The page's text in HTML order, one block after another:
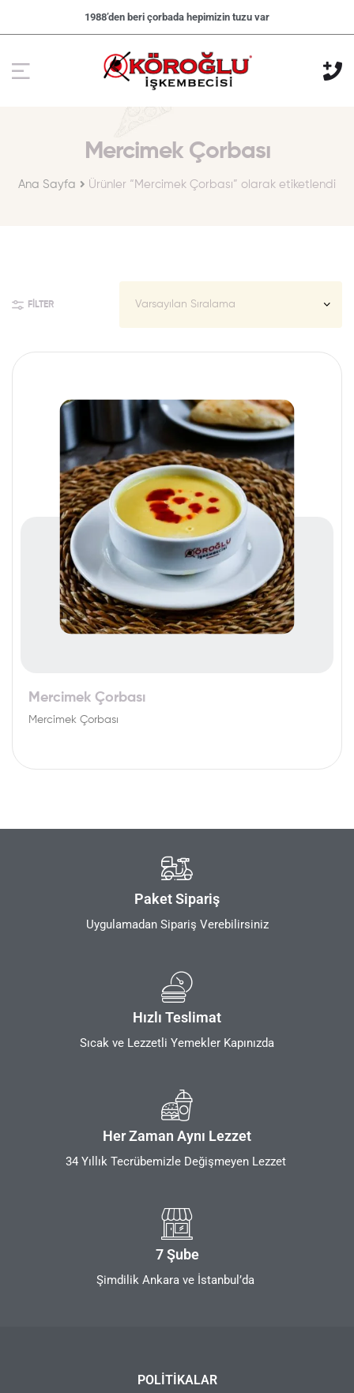
1988’den beri çorbada hepimizin tuzu var
Mercimek Çorbası
Ana Sayfa Ürünler “Mercimek Çorbası” olarak etiketlendi
FILTER
Mercimek Çorbası
Mercimek Çorbası
Paket Sipariş
Uygulamadan Sipariş Verebilirsiniz
Hızlı Teslimat
Sıcak ve Lezzetli Yemekler Kapınızda
Her Zaman Aynı Lezzet
34 Yıllık Tecrübemizle Değişmeyen Lezzet
7 Şube
Şimdilik Ankara ve İstanbul’da
POLITIKALAR